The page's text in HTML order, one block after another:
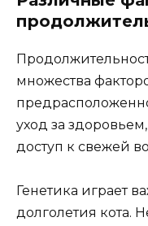
множества
уход за
доступ к свежей
Генетика играет
долголетия кота.